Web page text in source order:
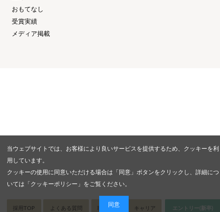
当ウェブサイトでは、お客様により良いサービスを提供するため、クッキーを利
用しています。
クッキーの使用に同意いただける場合は「同意」ボタンをクリックし、詳細につ
いては「 クッキーポリシー 」をご覧ください。
同意
採用TOP よくある質問 職種紹介 キャリア エントリー(新卒)
おもてなし
受賞実績
メディア掲載